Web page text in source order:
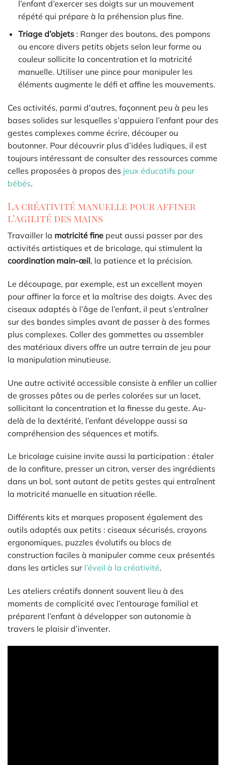
l’enfant d’exercer ses doigts sur un mouvement
répété qui prépare à la préhension plus fine.
Triage d’objets: Ranger des boutons, des pompons
ou encore divers petits objets selon leur forme ou
couleur sollicite la concentration et la motricité
manuelle. Utiliser une pince pour manipuler les
éléments augmente le défi et affine les mouvements.
Ces activités, parmi d’autres, façonnent peu à peu les
bases solides sur lesquelles s’appuiera l’enfant pour des
gestes complexes comme écrire, découper ou
boutonner. Pour découvrir plus d’idées ludiques, il est
toujours intéressant de consulter des ressources comme
celles proposées à propos des jeux éducatifs pour
bébés.
La créativité manuelle pour affiner
l’agilité des mains
Travailler la motricité fine peut aussi passer par des
activités artistiques et de bricolage, qui stimulent la
coordination main-œil, la patience et la précision.
Le découpage, par exemple, est un excellent moyen
pour affiner la force et la maîtrise des doigts. Avec des
ciseaux adaptés à l’âge de l’enfant, il peut s’entraîner
sur des bandes simples avant de passer à des formes
plus complexes. Coller des gommettes ou assembler
des matériaux divers offre un autre terrain de jeu pour
la manipulation minutieuse.
Une autre activité accessible consiste à enfiler un collier
de grosses pâtes ou de perles colorées sur un lacet,
sollicitant la concentration et la finesse du geste. Au-
delà de la dextérité, l’enfant développe aussi sa
compréhension des séquences et motifs.
Le bricolage cuisine invite aussi la participation : étaler
de la confiture, presser un citron, verser des ingrédients
dans un bol, sont autant de petits gestes qui entraînent
la motricité manuelle en situation réelle.
Différents kits et marques proposent également des
outils adaptés aux petits : ciseaux sécurisés, crayons
ergonomiques, puzzles évolutifs ou blocs de
construction faciles à manipuler comme ceux présentés
dans les articles sur l’éveil à la créativité.
Les ateliers créatifs donnent souvent lieu à des
moments de complicité avec l’entourage familial et
préparent l’enfant à développer son autonomie à
travers le plaisir d’inventer.